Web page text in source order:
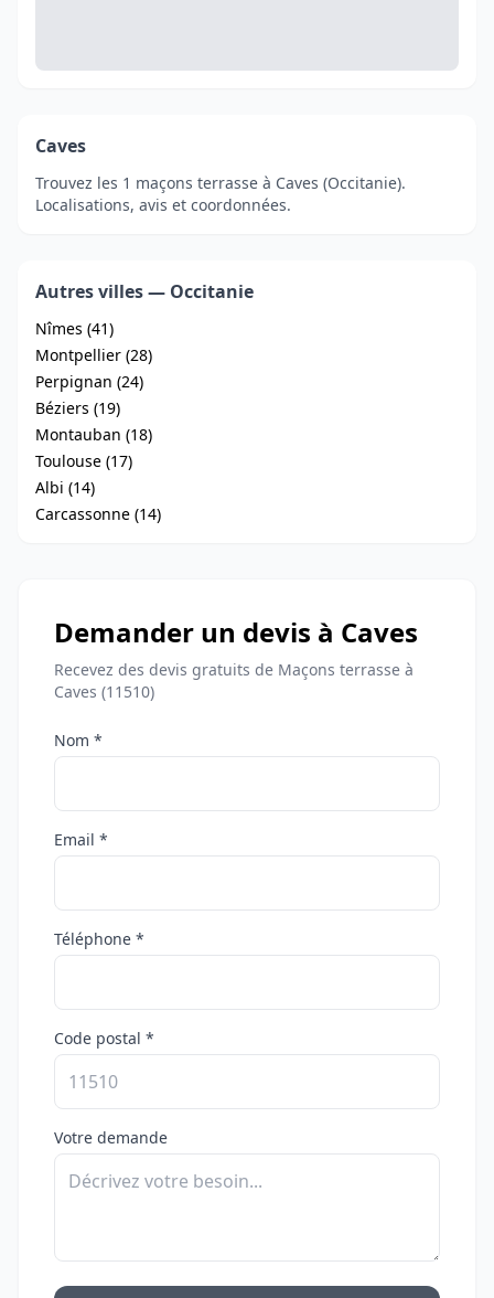
Caves
Trouvez les 1 maçons terrasse à Caves (Occitanie).
Localisations, avis et coordonnées.
Autres villes — Occitanie
Nîmes (41)
Montpellier (28)
Perpignan (24)
Béziers (19)
Montauban (18)
Toulouse (17)
Albi (14)
Carcassonne (14)
Demander un devis à Caves
Recevez des devis gratuits de Maçons terrasse à
Caves (11510)
Nom *
Email *
Téléphone *
Code postal *
Votre demande